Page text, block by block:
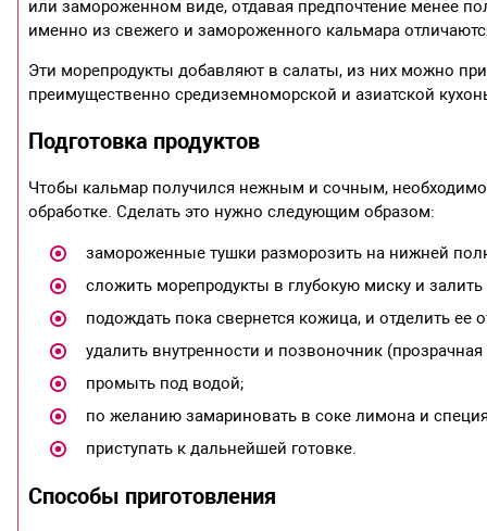
или замороженном виде, отдавая предпочтение менее
именно из свежего и замороженного кальмара
Эти морепродукты добавляют в салаты, из них можно
преимущественно средиземноморской и азиатской
Подготовка продуктов
Чтобы кальмар получился нежным и сочным,
обработке. Сделать это нужно следующим образом:
замороженные тушки разморозить на нижней
сложить морепродукты в глубокую миску и
подождать пока свернется кожица, и отделить ее
удалить внутренности и позвоночник
промыть под водой;
по желанию замариновать в соке лимона и
приступать к дальнейшей готовке.
Способы приготовления